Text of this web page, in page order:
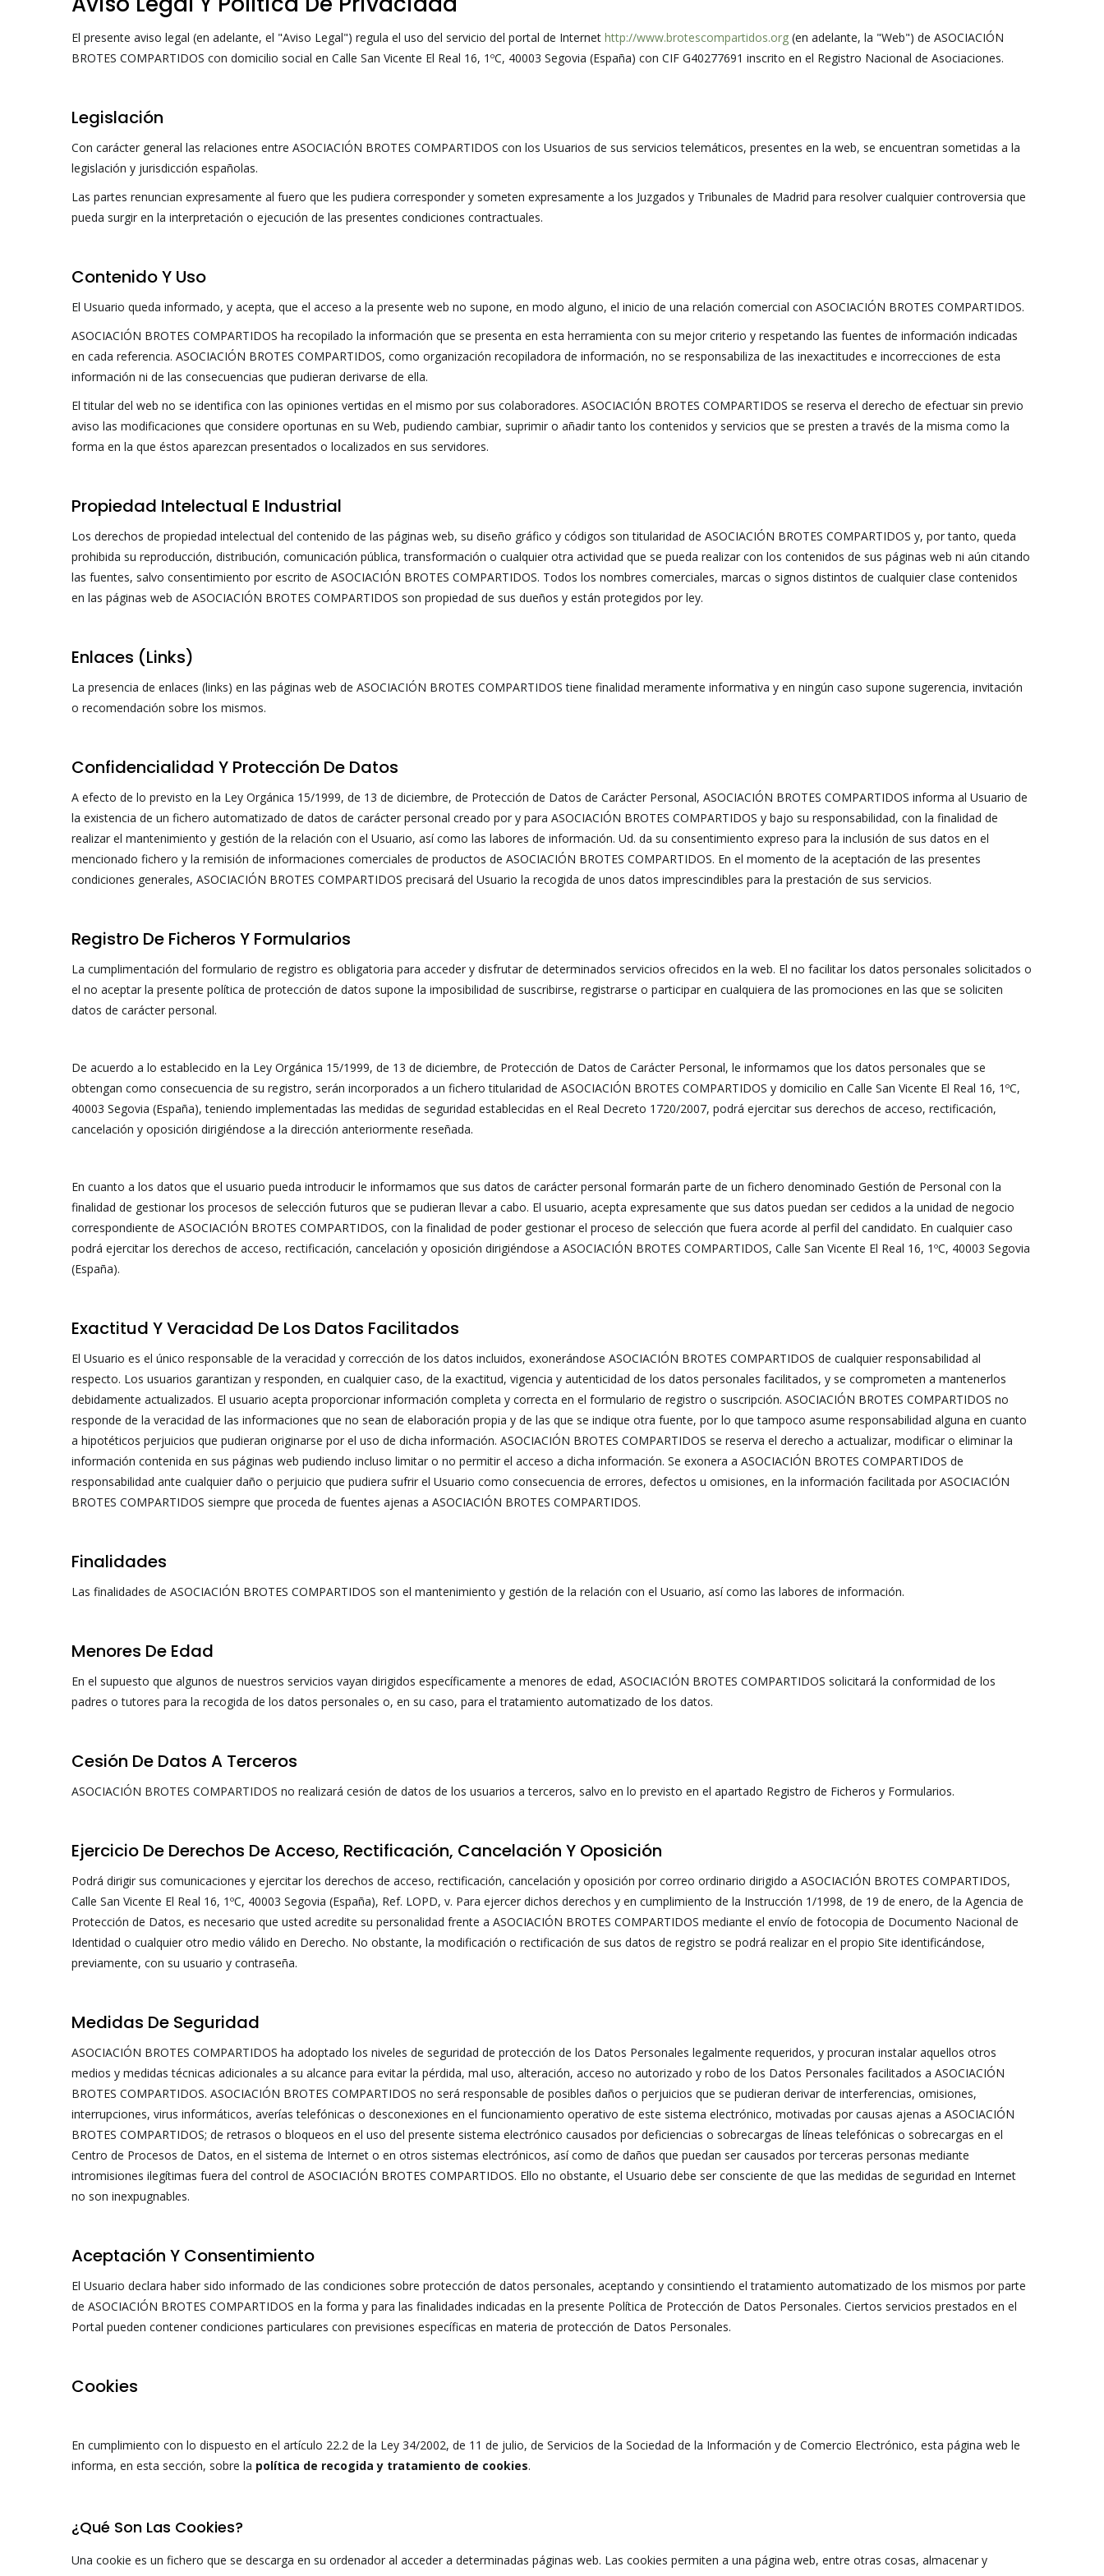
Navegación
El presente aviso legal (en adelante, el "Aviso Legal") regula el uso del servicio del portal de Internet http://www.brotescompartidos.org (en adelante, la "Web") de ASOCIACIÓN
BROTES COMPARTIDOS con domicilio social en Calle San Vicente El Real 16, 1ºC, 40003 Segovia (España) con CIF G40277691 inscrito en el Registro Nacional de Asociaciones.
Legislación
Con carácter general las relaciones entre ASOCIACIÓN BROTES COMPARTIDOS con los Usuarios de sus servicios telemáticos, presentes en la web, se encuentran sometidas a la
legislación y jurisdicción españolas.
Las partes renuncian expresamente al fuero que les pudiera corresponder y someten expresamente a los Juzgados y Tribunales de Madrid para resolver cualquier controversia que
pueda surgir en la interpretación o ejecución de las presentes condiciones contractuales.
Contenido Y Uso
El Usuario queda informado, y acepta, que el acceso a la presente web no supone, en modo alguno, el inicio de una relación comercial con ASOCIACIÓN BROTES COMPARTIDOS.
ASOCIACIÓN BROTES COMPARTIDOS ha recopilado la información que se presenta en esta herramienta con su mejor criterio y respetando las fuentes de información indicadas
en cada referencia. ASOCIACIÓN BROTES COMPARTIDOS, como organización recopiladora de información, no se responsabiliza de las inexactitudes e incorrecciones de esta
información ni de las consecuencias que pudieran derivarse de ella.
El titular del web no se identifica con las opiniones vertidas en el mismo por sus colaboradores. ASOCIACIÓN BROTES COMPARTIDOS se reserva el derecho de efectuar sin previo
aviso las modificaciones que considere oportunas en su Web, pudiendo cambiar, suprimir o añadir tanto los contenidos y servicios que se presten a través de la misma como la
forma en la que éstos aparezcan presentados o localizados en sus servidores.
Propiedad Intelectual E Industrial
Los derechos de propiedad intelectual del contenido de las páginas web, su diseño gráfico y códigos son titularidad de ASOCIACIÓN BROTES COMPARTIDOS y, por tanto, queda
prohibida su reproducción, distribución, comunicación pública, transformación o cualquier otra actividad que se pueda realizar con los contenidos de sus páginas web ni aún citando
las fuentes, salvo consentimiento por escrito de ASOCIACIÓN BROTES COMPARTIDOS. Todos los nombres comerciales, marcas o signos distintos de cualquier clase contenidos
en las páginas web de ASOCIACIÓN BROTES COMPARTIDOS son propiedad de sus dueños y están protegidos por ley.
Enlaces (links)
La presencia de enlaces (links) en las páginas web de ASOCIACIÓN BROTES COMPARTIDOS tiene finalidad meramente informativa y en ningún caso supone sugerencia, invitación
o recomendación sobre los mismos.
Confidencialidad Y Protección De Datos
A efecto de lo previsto en la Ley Orgánica 15/1999, de 13 de diciembre, de Protección de Datos de Carácter Personal, ASOCIACIÓN BROTES COMPARTIDOS informa al Usuario de
la existencia de un fichero automatizado de datos de carácter personal creado por y para ASOCIACIÓN BROTES COMPARTIDOS y bajo su responsabilidad, con la finalidad de
realizar el mantenimiento y gestión de la relación con el Usuario, así como las labores de información. Ud. da su consentimiento expreso para la inclusión de sus datos en el
mencionado fichero y la remisión de informaciones comerciales de productos de ASOCIACIÓN BROTES COMPARTIDOS. En el momento de la aceptación de las presentes
condiciones generales, ASOCIACIÓN BROTES COMPARTIDOS precisará del Usuario la recogida de unos datos imprescindibles para la prestación de sus servicios.
Registro De Ficheros Y Formularios
La cumplimentación del formulario de registro es obligatoria para acceder y disfrutar de determinados servicios ofrecidos en la web. El no facilitar los datos personales solicitados o
el no aceptar la presente política de protección de datos supone la imposibilidad de suscribirse, registrarse o participar en cualquiera de las promociones en las que se soliciten
datos de carácter personal.
De acuerdo a lo establecido en la Ley Orgánica 15/1999, de 13 de diciembre, de Protección de Datos de Carácter Personal, le informamos que los datos personales que se
obtengan como consecuencia de su registro, serán incorporados a un fichero titularidad de ASOCIACIÓN BROTES COMPARTIDOS y domicilio en Calle San Vicente El Real 16, 1ºC,
40003 Segovia (España), teniendo implementadas las medidas de seguridad establecidas en el Real Decreto 1720/2007, podrá ejercitar sus derechos de acceso, rectificación,
cancelación y oposición dirigiéndose a la dirección anteriormente reseñada.
En cuanto a los datos que el usuario pueda introducir le informamos que sus datos de carácter personal formarán parte de un fichero denominado Gestión de Personal con la
finalidad de gestionar los procesos de selección futuros que se pudieran llevar a cabo. El usuario, acepta expresamente que sus datos puedan ser cedidos a la unidad de negocio
correspondiente de ASOCIACIÓN BROTES COMPARTIDOS, con la finalidad de poder gestionar el proceso de selección que fuera acorde al perfil del candidato. En cualquier caso
podrá ejercitar los derechos de acceso, rectificación, cancelación y oposición dirigiéndose a ASOCIACIÓN BROTES COMPARTIDOS, Calle San Vicente El Real 16, 1ºC, 40003 Segovia
(España).
Exactitud Y Veracidad De Los Datos Facilitados
El Usuario es el único responsable de la veracidad y corrección de los datos incluidos, exonerándose ASOCIACIÓN BROTES COMPARTIDOS de cualquier responsabilidad al
respecto. Los usuarios garantizan y responden, en cualquier caso, de la exactitud, vigencia y autenticidad de los datos personales facilitados, y se comprometen a mantenerlos
debidamente actualizados. El usuario acepta proporcionar información completa y correcta en el formulario de registro o suscripción. ASOCIACIÓN BROTES COMPARTIDOS no
responde de la veracidad de las informaciones que no sean de elaboración propia y de las que se indique otra fuente, por lo que tampoco asume responsabilidad alguna en cuanto
a hipotéticos perjuicios que pudieran originarse por el uso de dicha información. ASOCIACIÓN BROTES COMPARTIDOS se reserva el derecho a actualizar, modificar o eliminar la
información contenida en sus páginas web pudiendo incluso limitar o no permitir el acceso a dicha información. Se exonera a ASOCIACIÓN BROTES COMPARTIDOS de
responsabilidad ante cualquier daño o perjuicio que pudiera sufrir el Usuario como consecuencia de errores, defectos u omisiones, en la información facilitada por ASOCIACIÓN
BROTES COMPARTIDOS siempre que proceda de fuentes ajenas a ASOCIACIÓN BROTES COMPARTIDOS.
Finalidades
Las finalidades de ASOCIACIÓN BROTES COMPARTIDOS son el mantenimiento y gestión de la relación con el Usuario, así como las labores de información.
Menores De Edad
En el supuesto que algunos de nuestros servicios vayan dirigidos específicamente a menores de edad, ASOCIACIÓN BROTES COMPARTIDOS solicitará la conformidad de los
padres o tutores para la recogida de los datos personales o, en su caso, para el tratamiento automatizado de los datos.
Cesión De Datos A Terceros
ASOCIACIÓN BROTES COMPARTIDOS no realizará cesión de datos de los usuarios a terceros, salvo en lo previsto en el apartado Registro de Ficheros y Formularios.
Ejercicio De Derechos De Acceso, Rectificación, Cancelación Y Oposición
Podrá dirigir sus comunicaciones y ejercitar los derechos de acceso, rectificación, cancelación y oposición por correo ordinario dirigido a ASOCIACIÓN BROTES COMPARTIDOS,
Calle San Vicente El Real 16, 1ºC, 40003 Segovia (España), Ref. LOPD, v. Para ejercer dichos derechos y en cumplimiento de la Instrucción 1/1998, de 19 de enero, de la Agencia de
Protección de Datos, es necesario que usted acredite su personalidad frente a ASOCIACIÓN BROTES COMPARTIDOS mediante el envío de fotocopia de Documento Nacional de
Identidad o cualquier otro medio válido en Derecho. No obstante, la modificación o rectificación de sus datos de registro se podrá realizar en el propio Site identificándose,
previamente, con su usuario y contraseña.
Medidas De Seguridad
ASOCIACIÓN BROTES COMPARTIDOS ha adoptado los niveles de seguridad de protección de los Datos Personales legalmente requeridos, y procuran instalar aquellos otros
medios y medidas técnicas adicionales a su alcance para evitar la pérdida, mal uso, alteración, acceso no autorizado y robo de los Datos Personales facilitados a ASOCIACIÓN
BROTES COMPARTIDOS. ASOCIACIÓN BROTES COMPARTIDOS no será responsable de posibles daños o perjuicios que se pudieran derivar de interferencias, omisiones,
interrupciones, virus informáticos, averías telefónicas o desconexiones en el funcionamiento operativo de este sistema electrónico, motivadas por causas ajenas a ASOCIACIÓN
BROTES COMPARTIDOS; de retrasos o bloqueos en el uso del presente sistema electrónico causados por deficiencias o sobrecargas de líneas telefónicas o sobrecargas en el
Centro de Procesos de Datos, en el sistema de Internet o en otros sistemas electrónicos, así como de daños que puedan ser causados por terceras personas mediante
intromisiones ilegítimas fuera del control de ASOCIACIÓN BROTES COMPARTIDOS. Ello no obstante, el Usuario debe ser consciente de que las medidas de seguridad en Internet
no son inexpugnables.
Aceptación Y Consentimiento
El Usuario declara haber sido informado de las condiciones sobre protección de datos personales, aceptando y consintiendo el tratamiento automatizado de los mismos por parte
de ASOCIACIÓN BROTES COMPARTIDOS en la forma y para las finalidades indicadas en la presente Política de Protección de Datos Personales. Ciertos servicios prestados en el
Portal pueden contener condiciones particulares con previsiones específicas en materia de protección de Datos Personales.
Cookies
En cumplimiento con lo dispuesto en el artículo 22.2 de la Ley 34/2002, de 11 de julio, de Servicios de la Sociedad de la Información y de Comercio Electrónico, esta página web le
informa, en esta sección, sobre la política de recogida y tratamiento de cookies.
¿Qué Son Las Cookies?
Una cookie es un fichero que se descarga en su ordenador al acceder a determinadas páginas web. Las cookies permiten a una página web, entre otras cosas, almacenar y